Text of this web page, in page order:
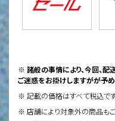
※ 諸般の事情により、今回、配
ご迷惑をお掛けしますがが予め
※ 記載の価格はすべて税込です
※ 店舗により対象外の商品もご